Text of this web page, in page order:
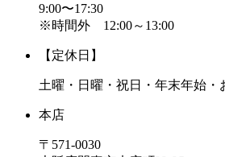
9:00〜17:30
※時間外 12:00～13:00
【定休日】
土曜・日曜・祝日・年末年始・
本店
〒571-0030